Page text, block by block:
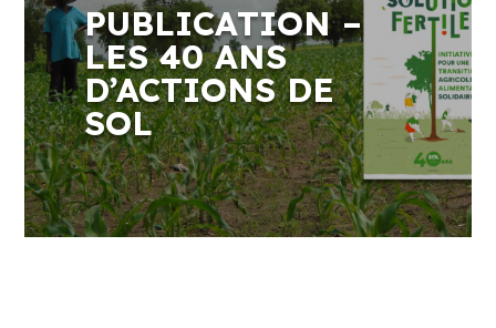
PUBLICATION –
LES 40 ANS
D’ACTIONS DE
SOL